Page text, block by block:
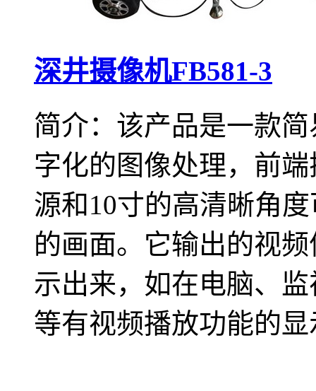
深井摄像机FB581-3
简介：该产品是一款
字化的图像处理，前
源和10寸的高清晰角
的画面。它输出的视
示出来，如在电脑、
等有视频播放功能的